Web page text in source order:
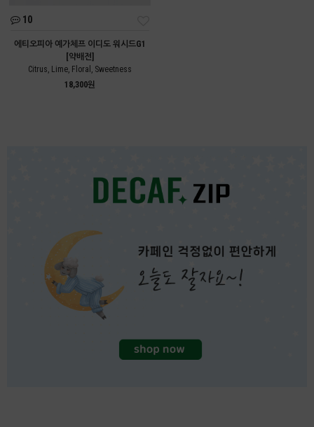
10
에티오피아 예가체프 이디도 워시드G1
[약배전]
Citrus, Lime, Floral, Sweetness
18,300원